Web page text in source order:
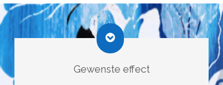
Gewenste effect